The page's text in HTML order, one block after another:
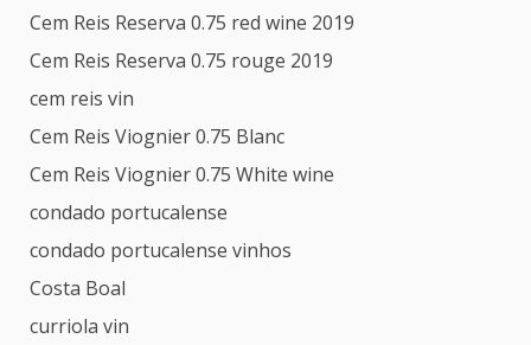
Cem Reis Reserva 0.75 red wine 2019
Cem Reis Reserva 0.75 rouge 2019
cem reis vin
Cem Reis Viognier 0.75 Blanc
Cem Reis Viognier 0.75 White wine
condado portucalense
condado portucalense vinhos
Costa Boal
curriola vin